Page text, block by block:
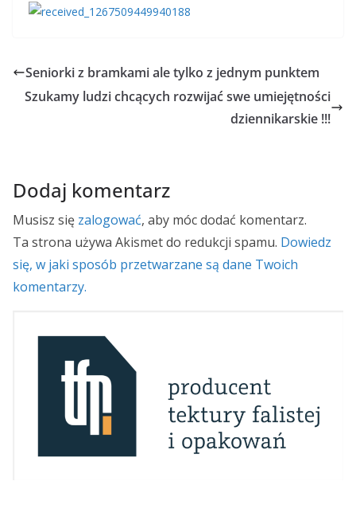
Seniorki z bramkami ale tylko z jednym punktem
Szukamy ludzi chcących rozwijać swe umiejętności
dziennikarskie !!!
Dodaj komentarz
Musisz się zalogować, aby móc dodać komentarz.
Ta strona używa Akismet do redukcji spamu. Dowiedz
się, w jaki sposób przetwarzane są dane Twoich
komentarzy.